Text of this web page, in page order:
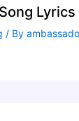
Lyrics
/ By